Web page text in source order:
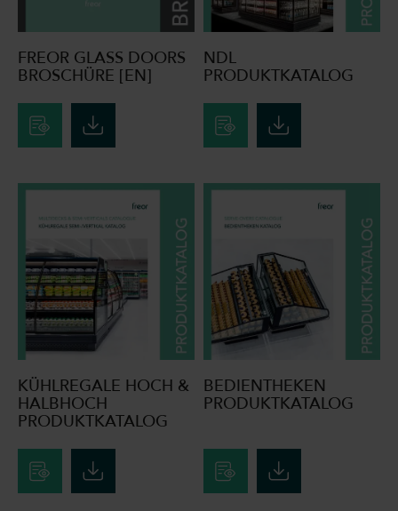
FREOR GLASS DOORS
BROSCHÜRE [EN]
NDL
PRODUKTKATALOG
KÜHLREGALE HOCH &
HALBHOCH
PRODUKTKATALOG
BEDIENTHEKEN
PRODUKTKATALOG